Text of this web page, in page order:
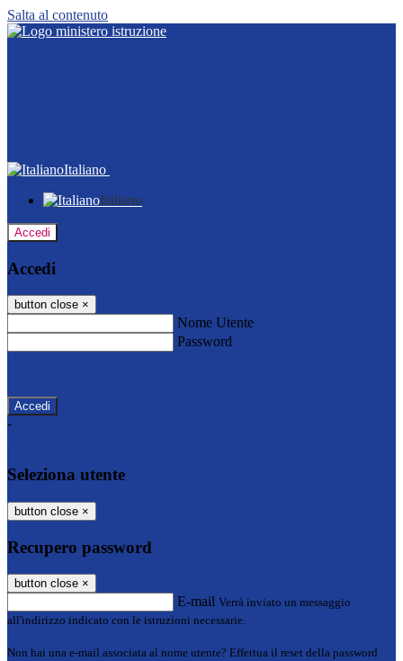
Salta al contenuto
Italiano
Italiano
Accedi
Accedi
button close ×
Nome Utente
Password
-
Seleziona utente
button close ×
Recupero password
button close ×
E-mail Verrà inviato un messaggio
all'indirizzo indicato con le istruzioni necessarie.
Non hai una e-mail associata al nome utente? Effettua il reset della password